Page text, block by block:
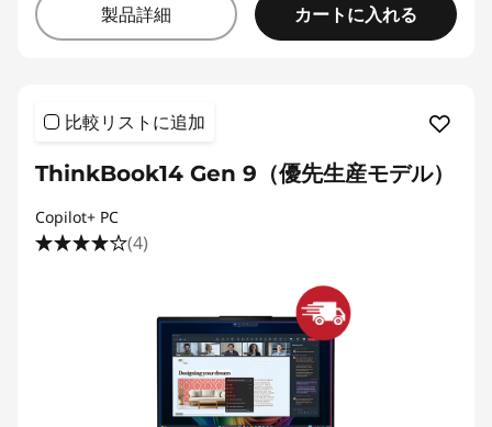
製品詳細 カートに入れる
比較リストに追加
ThinkBook14 Gen 9（優先生産モデル）
Copilot+ PC
(4)